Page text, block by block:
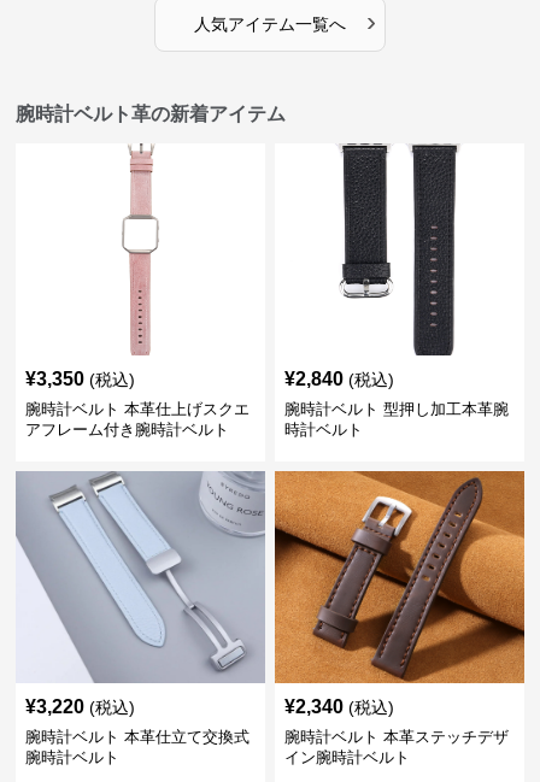
人気アイテム一覧へ ›
腕時計ベルト革の新着アイテム
¥3,350 (税込)
腕時計ベルト 本革仕上げスクエ
アフレーム付き腕時計ベルト
¥2,840 (税込)
腕時計ベルト 型押し加工本革腕
時計ベルト
¥3,220 (税込)
腕時計ベルト 本革仕立て交換式
腕時計ベルト
¥2,340 (税込)
腕時計ベルト 本革ステッチデザ
イン腕時計ベルト